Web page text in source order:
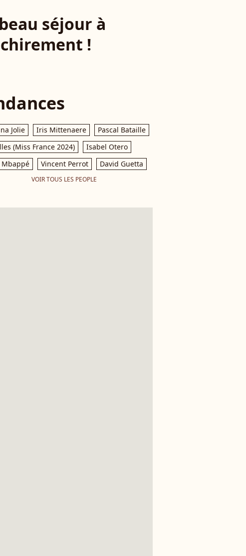
séjour à
!
Jolie Iris Mittenaere
Pascal Bataille
(Miss France 2024)
Isabel Otero
Mbappé
Vincent Perrot David Guetta
VOIR TOUS LES PEOPLE